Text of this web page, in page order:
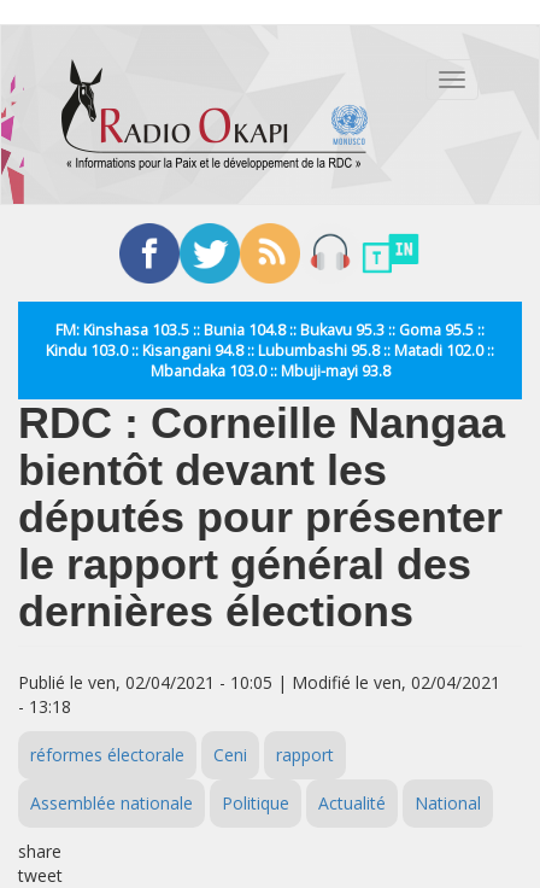
contenu
principal
Toggle
FM: Kinshasa 103.5 :: Bunia 104.8 :: Bukavu 95.3 :: Goma 95.5 ::
Kindu 103.0 :: Kisangani 94.8 :: Lubumbashi 95.8 :: Matadi 102.0 ::
Mbandaka 103.0 :: Mbuji-mayi 93.8
RDC : Corneille Nangaa
bientôt devant les
députés pour présenter
le rapport général des
dernières élections
Publié le ven, 02/04/2021 - 10:05 | Modifié le ven, 02/04/2021
- 13:18
réformes électorale Ceni rapport
Assemblée nationale Politique Actualité National
share
tweet